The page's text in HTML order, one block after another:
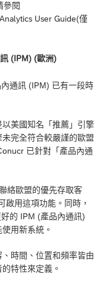
參閱
User Guide(僅
(IPM) (歐洲)
通訊 (IPM) 已有一段時
美國知名「推薦」引擎
完全符合較嚴謹的歐盟
已針對「產品內通
絡歐盟的優先存取客
啟用這項功能。同時，
的 IPM (產品內通訊)
用新系統。
時間、位置和頻率皆由
特性來定義。